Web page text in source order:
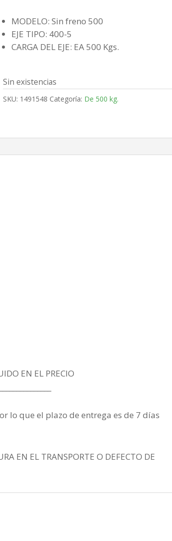
MODELO: Sin freno 500
EJE TIPO: 400-5
CARGA DEL EJE: EA 500 Kgs.
Sin existencias
SKU: 1491548 Categoría: De 500 kg.
EN EL PRECIO
lo que el plazo de entrega es de 7 días
EN EL TRANSPORTE O DEFECTO DE